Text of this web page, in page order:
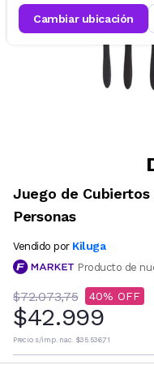
cambiar ubicación
Juego de
Personas
Vendido por Kiluga
Producto de
$72.073,75 40
$42.999
Precio s/imp. nac. $35.536,71